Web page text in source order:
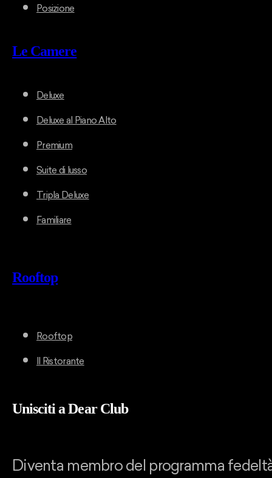
Posizione
Le Camere
Deluxe
Deluxe al Piano Alto
Premium
Suite di lusso
Tripla Deluxe
Familiare
Rooftop
Rooftop
Il Ristorante
Unisciti a Dear Club
Diventa membro del programma